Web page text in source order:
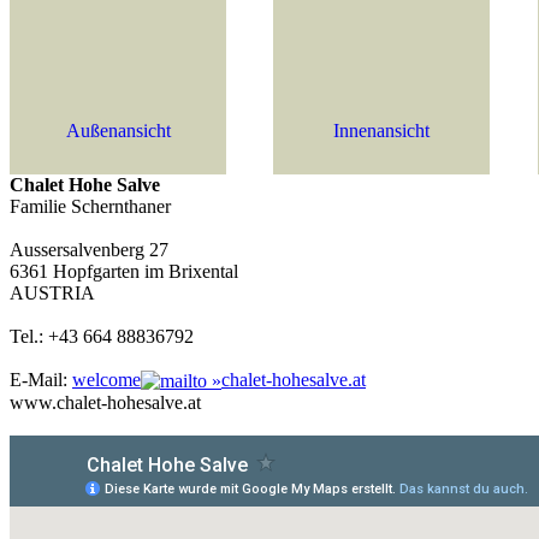
Außenansicht Innenansicht
Chalet Hohe Salve
Familie Schernthaner
Aussersalvenberg 27
6361 Hopfgarten im Brixental
AUSTRIA
Tel.: +43 664 88836792
E-Mail: welcome
chalet-hohesalve.at
www.chalet-hohesalve.at